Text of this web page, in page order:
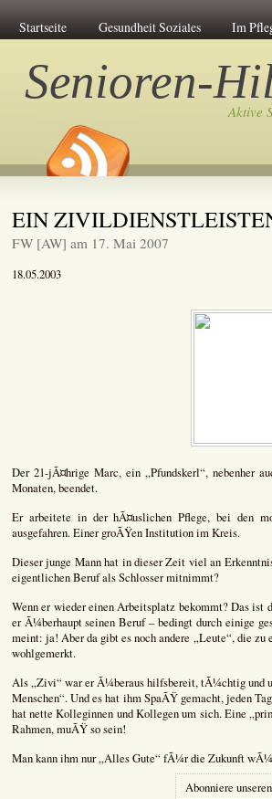
Startseite Gesundheit Soziales Im
Senioren-
Aktive
EIN
FW [AW] am 17. Mai 2007
18.05.2003
Der 21-jÃ¤hrige Marc, ein „Pfundskerl“, nebenher
Monaten, beendet.
Er arbeitete in der hÃ¤uslichen Pflege, bei den
ausgefahren. Einer groÃŸen Institution im Kreis.
Dieser junge Mann hat in dieser Zeit viel an
eigentlichen Beruf als Schlosser mitnimmt?
Wenn er wieder einen Arbeitsplatz bekommt? Das ist
er Ã¼berhaupt seinen Beruf – bedingt durch einige
meint: ja! Aber da gibt es noch andere „Leute“, die zu
wohlgemerkt.
Als „Zivi“ war er Ã¼beraus hilfsbereit, tÃ¼chtig und
Menschen“. Und es hat ihm SpaÃŸ gemacht, jeden
hat nette Kolleginnen und Kollegen um sich. Eine
Rahmen, muÃŸ so sein!
Man kann ihm nur „Alles Gute“ fÃ¼r die Zukunft
Abonniere